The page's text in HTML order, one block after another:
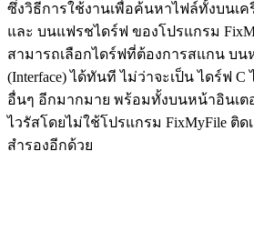
ซึ่งวิธีการใช้งานเพื่อค้นหาไฟล์ทั้งบนเค
และ บนแฟรชไดร์ฟ ของโปรแกรม
สามารถเลือกไดร์ฟที่ต้องการสแกน บน
(Interface) ได้ทันที ไม่ว่าจะเป็น ไดร์ฟ C
อื่นๆ อีกมากมาย พร้อมทั้งบนหน้าอินเต
ไวรัสโดยไม่ใช้โปรแกรม FixMyFile ติด
สำรองอีกด้วย